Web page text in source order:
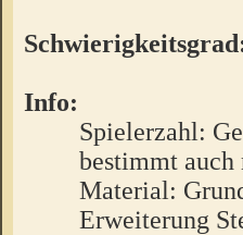
Info:
Spielerzahl:
bestimmt
Material:
Erweiterung